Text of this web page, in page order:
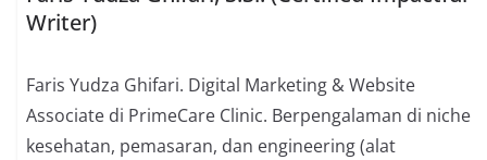
Writer)
Faris Yudza Ghifari. Digital Marketing & Website
Associate di PrimeCare Clinic. Berpengalaman di niche
kesehatan, pemasaran, dan engineering (alat